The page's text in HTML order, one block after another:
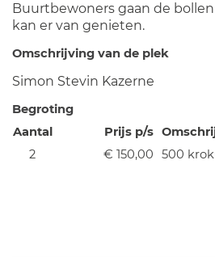
Buurtbewoners gaan de
kan er van genieten.
Omschrijving van de plek
Simon Stevin Kazerne
Begroting
Aantal
Prijs p/s
2
€ 150,00 500